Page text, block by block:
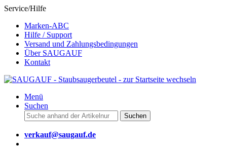
Service/Hilfe
Marken-ABC
Hilfe / Support
Versand und Zahlungsbedingungen
Über SAUGAUF
Kontakt
Menü
Suchen
Suchen
verkauf@saugauf.de